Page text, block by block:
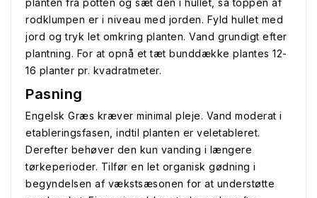
planten fra potten og sæt den i hullet, så toppen af
rodklumpen er i niveau med jorden. Fyld hullet med
jord og tryk let omkring planten. Vand grundigt efter
plantning. For at opnå et tæt bunddække plantes 12-
16 planter pr. kvadratmeter.
Pasning
Engelsk Græs kræver minimal pleje. Vand moderat i
etableringsfasen, indtil planten er veletableret.
Derefter behøver den kun vanding i længere
tørkeperioder. Tilfør en let organisk gødning i
begyndelsen af vækstsæsonen for at understøtte